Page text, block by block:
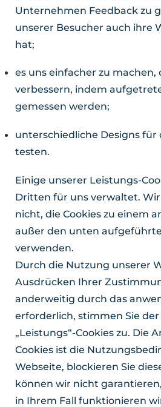
Unternehmen Feedback zu
unserer Besucher auch ihre
hat;
es uns einfacher zu machen,
verbessern, indem
gemessen werden;
unterschiedliche Designs für
testen.
Einige unserer Leistungs-
Dritten für uns verwaltet.
nicht, die Cookies zu einem
außer den unten
verwenden.
Durch die Nutzung unserer
Ausdrücken Ihrer
anderweitig durch das
erforderlich, stimmen Sie
„Leistungs“-Cookies zu. Die
Cookies ist die
Webseite, blockieren Sie
können wir nicht
in Ihrem Fall funktionieren